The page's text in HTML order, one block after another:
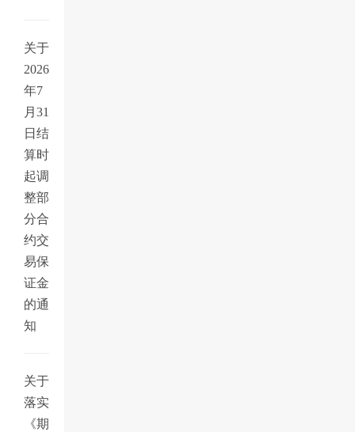
关于
2026
年7
月31
日结
算时
起调
整部
分合
约交
易保
证金
的通
知
关于
落实
《期